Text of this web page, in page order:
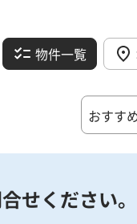
物件一覧
せください。